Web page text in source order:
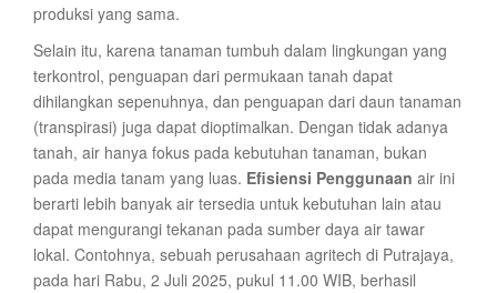
produksi yang sama.
Selain itu, karena tanaman tumbuh dalam lingkungan yang
terkontrol, penguapan dari permukaan tanah dapat
dihilangkan sepenuhnya, dan penguapan dari daun tanaman
(transpirasi) juga dapat dioptimalkan. Dengan tidak adanya
tanah, air hanya fokus pada kebutuhan tanaman, bukan
pada media tanam yang luas. Efisiensi Penggunaan air ini
berarti lebih banyak air tersedia untuk kebutuhan lain atau
dapat mengurangi tekanan pada sumber daya air tawar
lokal. Contohnya, sebuah perusahaan agritech di Putrajaya,
pada hari Rabu, 2 Juli 2025, pukul 11.00 WIB, berhasil